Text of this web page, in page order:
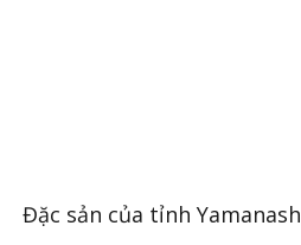
Đặc sản của tỉnh